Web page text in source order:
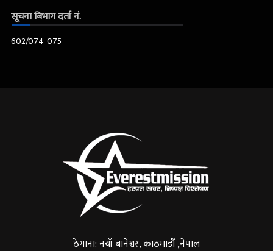
सूचना बिभाग दर्ता नं.
602/074-075
ठेगाना: नयाँ बानेश्वर, काठमाडौँ ,नेपाल